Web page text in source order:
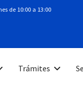
de 10:00 a 13:00
Trámites